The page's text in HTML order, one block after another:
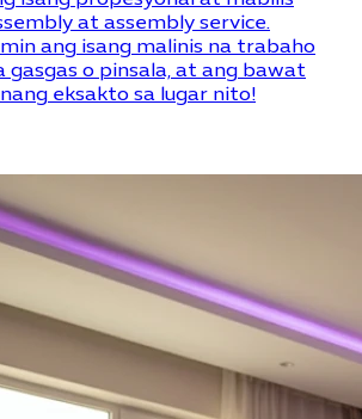
at assembly service.
ang isang malinis na trabaho
gasgas o pinsala, at ang bawat
eksakto sa lugar nito!